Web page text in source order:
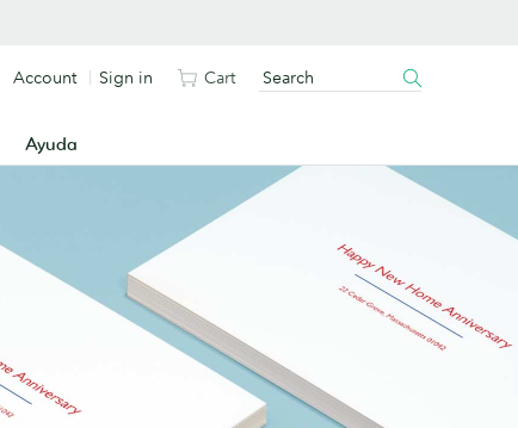
Ayuda
Account Sign in Cart